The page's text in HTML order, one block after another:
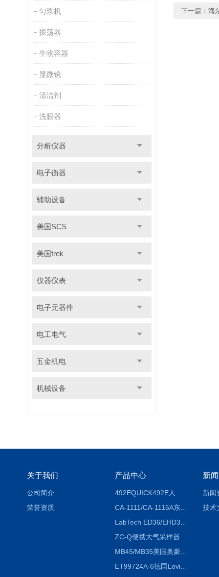
匀浆机
振荡器
生物容器
显微镜
清洁剂
洗眼器
分析仪器
电子衡器
辅助设备
美国SCS
美国trek
仪器仪表
电子元器件
电工电气
五金机电
机械设备
下一篇： 海
关于我们
公司简介
荣誉资质
产品中心
CA-1111/CA-1115A东京理化EYELA CA-1111/CA-1115A冷却水循环装置
ZC-Q便携大气采样器
MB45/MB35美国奥豪斯OHAUS MB45/MB35卤素红外水分测定仪
ET99724A-6德国Lovibond ET99724A-6微电脑BOD测定仪
新
新闻
技术